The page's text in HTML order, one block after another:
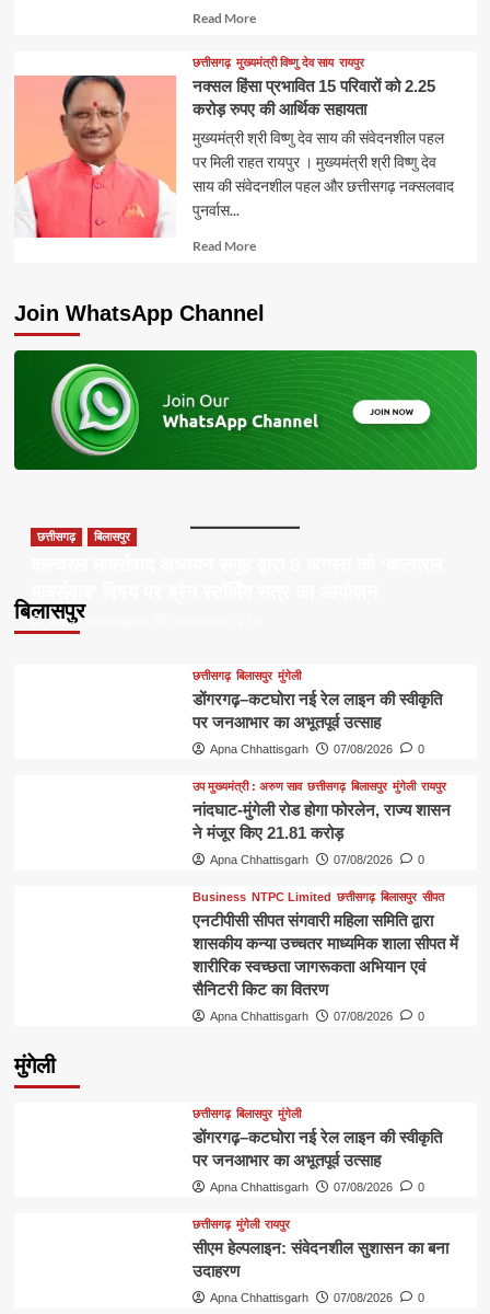
Read MoreRead
about
छत्तीसगढ़ मुख्यमंत्री विष्णु देव साय रायपुर
नक्सल हिंसा प्रभावित 15 परिवारों को 2.25
करोड़ रुपए की आर्थिक सहायता
मुख्यमंत्री श्री विष्णु देव साय की संवेदनशील पहल
पर मिली राहत रायपुर । मुख्यमंत्री श्री विष्णु देव
साय की संवेदनशील पहल और छत्तीसगढ़ नक्सलवाद
पुनर्वास...
Read MoreRead
Join WhatsApp Channel
बिलासपुर
छत्तीसगढ़ बिलासपुर
Apna Chhattisgarh
छत्तीसगढ़ बिलासपुर मुंगेली
डोंगरगढ़–कटघोरा नई रेल लाइन की स्वीकृति
पर जनआभार का अभूतपूर्व उत्साह
Apna Chhattisgarh 07/08/2026 0
उप मुख्यमंत्री : अरुण साव छत्तीसगढ़ बिलासपुर मुंगेली रायपुर
नांदघाट-मुंगेली रोड होगा फोरलेन, राज्य शासन
ने मंजूर किए 21.81 करोड़
Apna Chhattisgarh 07/08/2026 0
Business NTPC Limited छत्तीसगढ़ बिलासपुर सीपत
एनटीपीसी सीपत संगवारी महिला समिति द्वारा
शासकीय कन्या उच्चतर माध्यमिक शाला सीपत में
शारीरिक स्वच्छता जागरूकता अभियान एवं
सैनिटरी किट का वितरण
Apna Chhattisgarh 07/08/2026 0
मुंगेली
छत्तीसगढ़ बिलासपुर मुंगेली
डोंगरगढ़–कटघोरा नई रेल लाइन की स्वीकृति
पर जनआभार का अभूतपूर्व उत्साह
Apna Chhattisgarh 07/08/2026 0
छत्तीसगढ़ मुंगेली रायपुर
सीएम हेल्पलाइन: संवेदनशील सुशासन का बना
उदाहरण
Apna Chhattisgarh 07/08/2026 0